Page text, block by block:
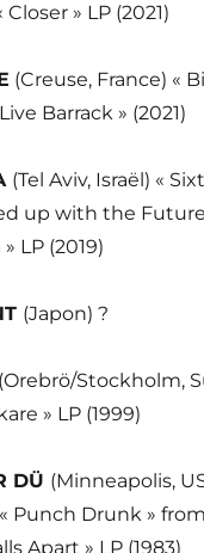
» LP (2021)
(Creuse, France) «
Barrack » (2021)
(Tel Aviv, Israël) «
up with the
» LP (2019)
(Japon) ?
(Orebrö/Stockholm,
» LP (1999)
DÜ (Minneapolis,
Punch Drunk » from
Apart » LP (1983)